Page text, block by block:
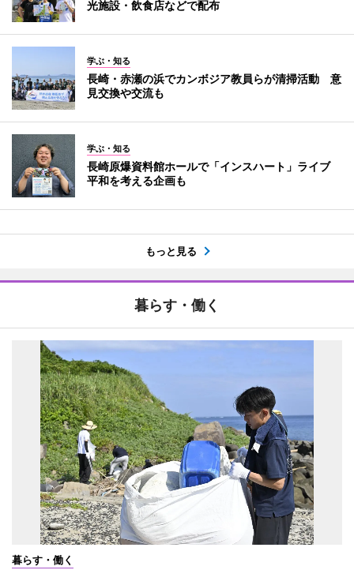
光施設・飲食店などで配布
学ぶ・知る
長崎・赤瀬の浜でカンボジア教員らが清掃活動 意
見交換や交流も
学ぶ・知る
長崎原爆資料館ホールで「インスハート」ライブ
平和を考える企画も
もっと見る
暮らす・働く
暮らす・働く